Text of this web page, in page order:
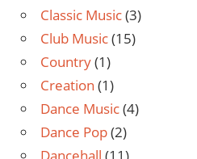
Classic Music(3)
Club Music(15)
Country(1)
Creation (1)
Dance Music(4)
Dance Pop(2)